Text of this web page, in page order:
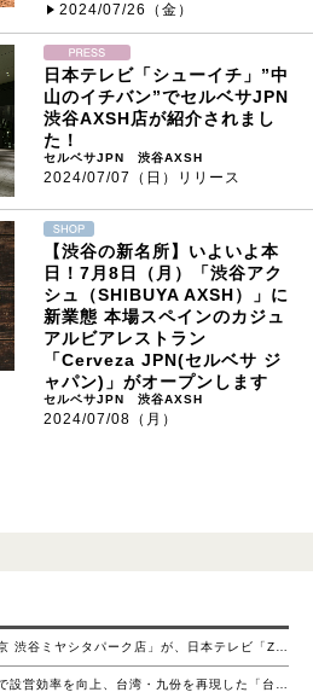
2024/07/26（金）
日本テレビ「シューイチ」”中
山のイチバン”でセルベサJPN
渋谷AXSH店が紹介されまし
た！
セルベサJPN 渋谷AXSH
2024/07/07（日）リリース
【渋谷の新名所】いよいよ本
日！7月8日（月）「渋谷アク
シュ（SHIBUYA AXSH）」に
新業態 本場スペインのカジュ
アルビアレストラン
「Cerveza JPN(セルベサ ジ
ャパン)」がオープンします
セルベサJPN 渋谷AXSH
2024/07/08（月）
店」が、日本テレビ「ZIP！の買いドキッ!?コーナー」にて紹介されました
・九份を再現した「台湾ヒュッテ」登場～短時間組立と高い集客演出を両立～